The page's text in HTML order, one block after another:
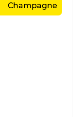
Champagne